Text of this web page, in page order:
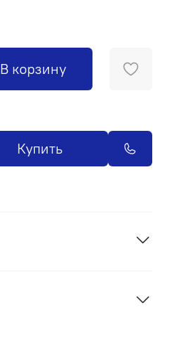
В корзину
Купить